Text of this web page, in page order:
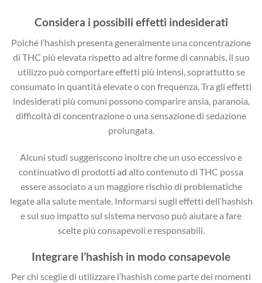
Considera i possibili effetti indesiderati
Poiché l’hashish presenta generalmente una concentrazione
di THC più elevata rispetto ad altre forme di cannabis, il suo
utilizzo può comportare effetti più intensi, soprattutto se
consumato in quantità elevate o con frequenza. Tra gli effetti
indesiderati più comuni possono comparire ansia, paranoia,
difficoltà di concentrazione o una sensazione di sedazione
prolungata.
Alcuni studi suggeriscono inoltre che un uso eccessivo e
continuativo di prodotti ad alto contenuto di THC possa
essere associato a un maggiore rischio di problematiche
legate alla salute mentale. Informarsi sugli effetti dell’hashish
e sul suo impatto sul sistema nervoso può aiutare a fare
scelte più consapevoli e responsabili.
Integrare l’hashish in modo consapevole
Per chi sceglie di utilizzare l’hashish come parte dei momenti